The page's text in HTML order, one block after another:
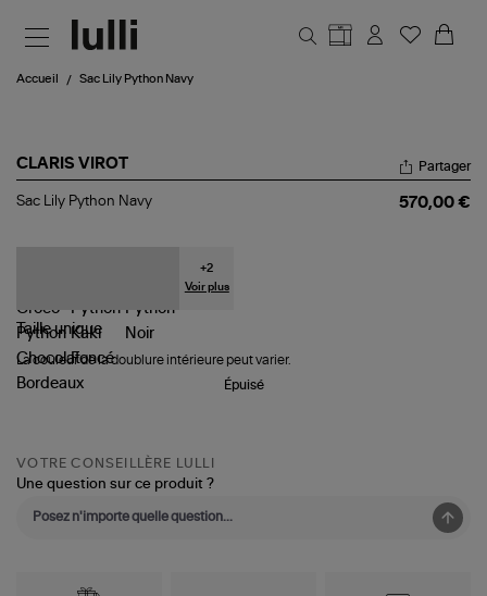
Accueil Sac Lily Python Navy
CLARIS VIROT
Sac
Partager
Sac Lily Python Navy 570,00 €
+2
Voir plus
Tailleunique
La couleur de la doublure intérieure peut varier.
Épuisé
VOTRE CONSEILLÈRE LULLI
Une question sur ce produit ?